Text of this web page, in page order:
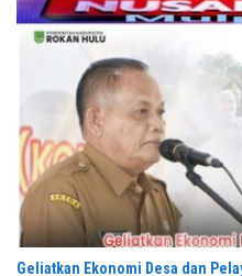
Geliatkan Ekonomi Desa dan